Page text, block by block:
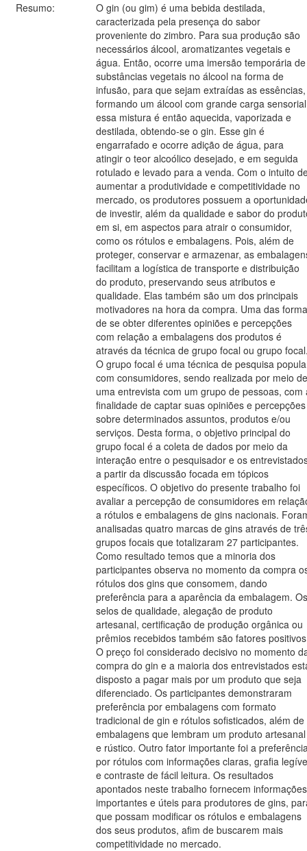
Resumo:
O gin (ou gim) é uma bebida destilada,
caracterizada pela presença do sabor
proveniente do zimbro. Para sua produção são
necessários álcool, aromatizantes vegetais e
água. Então, ocorre uma imersão temporária de
substâncias vegetais no álcool na forma de
infusão, para que sejam extraídas as essências,
formando um álcool com grande carga
essa mistura é então aquecida, vaporizada e
destilada, obtendo-se o gin. Esse gin é
engarrafado e ocorre adição de água, para
atingir o teor alcoólico desejado, e em seguida
rotulado e levado para a venda. Com o intuito
aumentar a produtividade e competitividade no
mercado, os produtores possuem a
de investir, além da qualidade e sabor do
em si, em aspectos para atrair o consumidor,
como os rótulos e embalagens. Pois, além de
proteger, conservar e armazenar, as
facilitam a logística de transporte e distribuição
do produto, preservando seus atributos e
qualidade. Elas também são um dos principais
motivadores na hora da compra. Uma das
de se obter diferentes opiniões e percepções
com relação a embalagens dos produtos é
através da técnica de grupo focal ou grupo
O grupo focal é uma técnica de pesquisa
com consumidores, sendo realizada por meio de
uma entrevista com um grupo de pessoas, com
finalidade de captar suas opiniões e percepções
sobre determinados assuntos, produtos e/ou
serviços. Desta forma, o objetivo principal do
grupo focal é a coleta de dados por meio da
interação entre o pesquisador e os
a partir da discussão focada em tópicos
específicos. O objetivo do presente trabalho foi
avaliar a percepção de consumidores em
a rótulos e embalagens de gins nacionais.
analisadas quatro marcas de gins através de
grupos focais que totalizaram 27 participantes.
Como resultado temos que a minoria dos
participantes observa no momento da compra
rótulos dos gins que consomem, dando
preferência para a aparência da embalagem. Os
selos de qualidade, alegação de produto
artesanal, certificação de produção orgânica ou
prêmios recebidos também são fatores
O preço foi considerado decisivo no momento
compra do gin e a maioria dos entrevistados
disposto a pagar mais por um produto que seja
diferenciado. Os participantes demonstraram
preferência por embalagens com formato
tradicional de gin e rótulos sofisticados, além de
embalagens que lembram um produto artesanal
e rústico. Outro fator importante foi a
por rótulos com informações claras, grafia
e contraste de fácil leitura. Os resultados
apontados neste trabalho fornecem informações
importantes e úteis para produtores de gins,
que possam modificar os rótulos e embalagens
dos seus produtos, afim de buscarem mais
competitividade no mercado.